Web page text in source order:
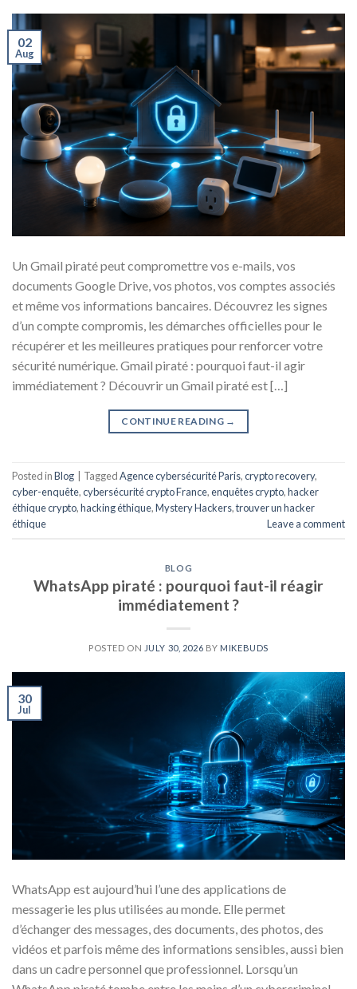
02
Aug
Un Gmail piraté peut compromettre vos e-mails, vos
documents Google Drive, vos photos, vos comptes associés
et même vos informations bancaires. Découvrez les signes
d’un compte compromis, les démarches officielles pour le
récupérer et les meilleures pratiques pour renforcer votre
sécurité numérique. Gmail piraté : pourquoi faut-il agir
immédiatement ? Découvrir un Gmail piraté est […]
CONTINUE READING →
Posted inBlog TaggedAgence cybersécurité Paris,crypto recovery,
cyber-enquête,cybersécurité crypto France,enquêtes crypto,hacker
éthique crypto,hacking éthique,Mystery Hackers,trouver un hacker
éthique
Leave a comment
BLOG
WhatsApp piraté : pourquoi faut-il réagir
immédiatement ?
POSTED ON JULY 30, 2026 BY MIKEBUDS
30
Jul
WhatsApp est aujourd’hui l’une des applications de
messagerie les plus utilisées au monde. Elle permet
d’échanger des messages, des documents, des photos, des
vidéos et parfois même des informations sensibles, aussi bien
dans un cadre personnel que professionnel. Lorsqu’un